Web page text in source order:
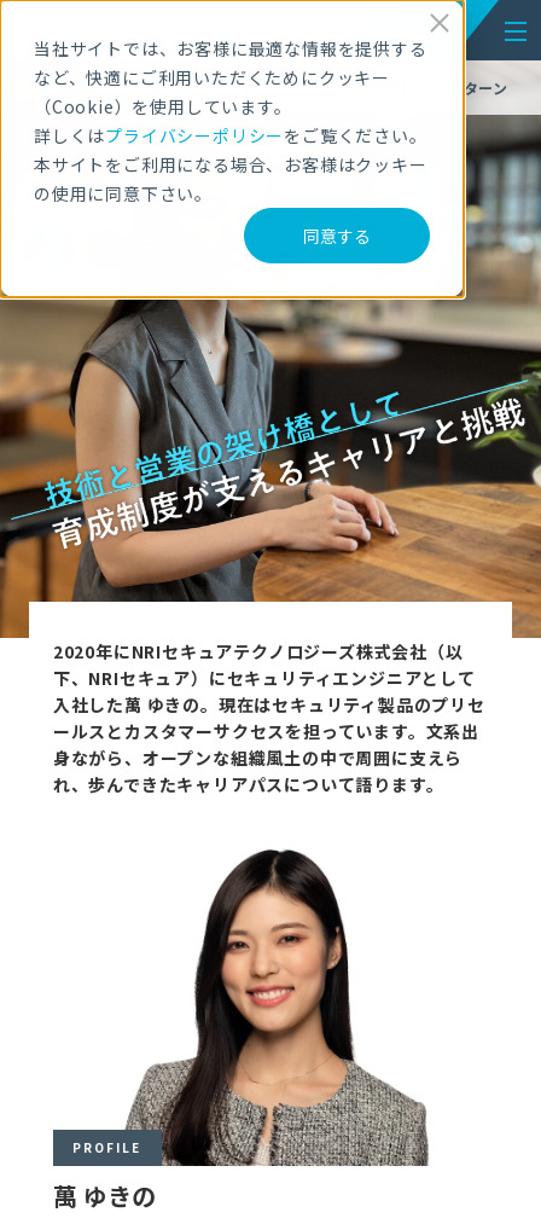
当社サイトでは、お客様に最適な情報を提供する
など、快適にご利用いただくためにクッキー
（Cookie）を使用しています。
詳しくはプライバシーポリシーをご覧ください。
本サイトをご利用になる場合、お客様はクッキー
の使用に同意下さい。
同意する
【28卒】セミナー 【28卒】冬インターン
ENTRY
2020年にNRIセキュアテクノロジーズ株式会社（以
下、NRIセキュア）にセキュリティエンジニアとして
入社した萬 ゆきの。現在はセキュリティ製品のプリセ
ールスとカスタマーサクセスを担っています。文系出
身ながら、オープンな組織風土の中で周囲に支えら
れ、歩んできたキャリアパスについて語ります。
PROFILE
萬 ゆきの